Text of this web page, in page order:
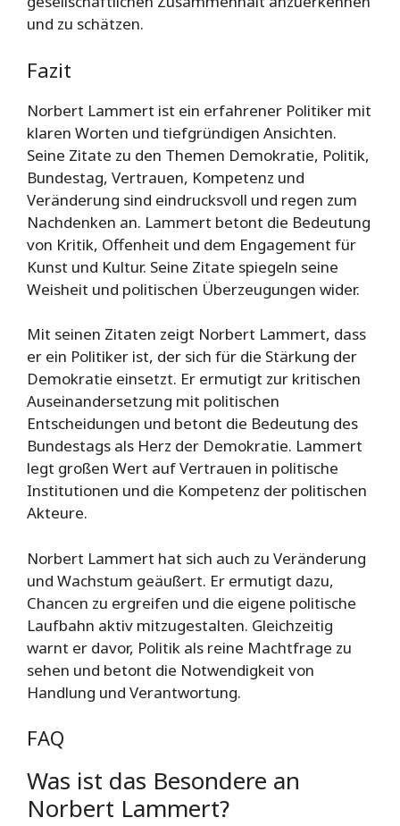
und zu schätzen.
Fazit
Norbert Lammert ist ein erfahrener Politiker mit
klaren Worten und tiefgründigen Ansichten.
Seine Zitate zu den Themen Demokratie, Politik,
Bundestag, Vertrauen, Kompetenz und
Veränderung sind eindrucksvoll und regen zum
Nachdenken an. Lammert betont die Bedeutung
von Kritik, Offenheit und dem Engagement für
Kunst und Kultur. Seine Zitate spiegeln seine
Weisheit und politischen Überzeugungen wider.
Mit seinen Zitaten zeigt Norbert Lammert, dass
er ein Politiker ist, der sich für die Stärkung der
Demokratie einsetzt. Er ermutigt zur kritischen
Auseinandersetzung mit politischen
Entscheidungen und betont die Bedeutung des
Bundestags als Herz der Demokratie. Lammert
legt großen Wert auf Vertrauen in politische
Institutionen und die Kompetenz der politischen
Akteure.
Norbert Lammert hat sich auch zu Veränderung
und Wachstum geäußert. Er ermutigt dazu,
Chancen zu ergreifen und die eigene politische
Laufbahn aktiv mitzugestalten. Gleichzeitig
warnt er davor, Politik als reine Machtfrage zu
sehen und betont die Notwendigkeit von
Handlung und Verantwortung.
FAQ
Was ist das Besondere an
Norbert Lammert?